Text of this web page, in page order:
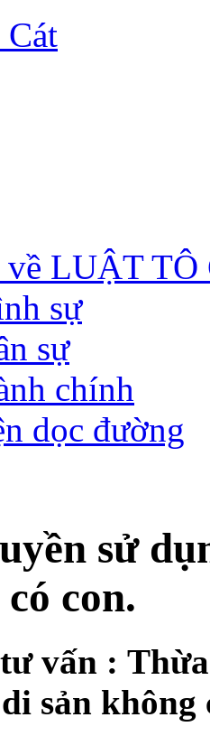
LUẬT TÔ
sự
sự
chính
dọc đường
sử
con.
vấn :
sản không